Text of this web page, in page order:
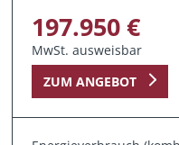
197.950 €
MwSt. ausweisbar
ZUM ANGEBOT